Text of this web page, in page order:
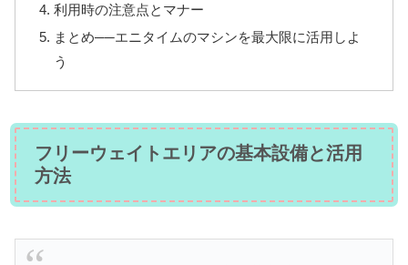
利用時の注意点とマナー
まとめ──エニタイムのマシンを最大限に活用しよ
う
フリーウェイトエリアの基本設備と活用
方法